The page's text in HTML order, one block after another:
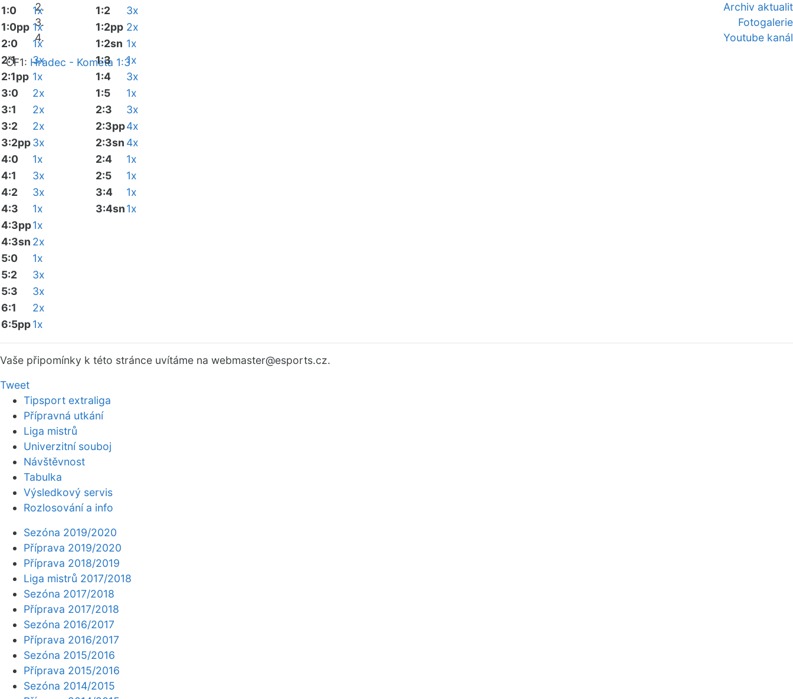
Archiv aktualit
Fotogalerie
Youtube kanál
ČF1: Hradec - Kometa 1:3
1:0
1x
1:0pp 1x
2:0
1x
2:1
3x
2:1pp 1x
3:0
2x
3:1
2x
3:2
2x
3:2pp3x
4:0
1x
4:1
3x
4:2
3x
4:3
1x
4:3pp1x
4:3sn 2x
5:0
1x
5:2
3x
5:3
3x
6:1
2x
6:5pp1x
1:2
3x
1:2pp 2x
1:2sn 1x
1:3
1x
1:4
3x
1:5
1x
2:3
3x
2:3pp4x
2:3sn 4x
2:4
1x
2:5
1x
3:4
1x
3:4sn1x
Vaše připomínky k této stránce uvítáme na webmaster@esports.cz.
Tweet
Tipsport extraliga
Přípravná utkání
Liga mistrů
Univerzitní souboj
Návštěvnost
Tabulka
Výsledkový servis
Rozlosování a info
Sezóna 2019/2020
Příprava 2019/2020
Příprava 2018/2019
Liga mistrů 2017/2018
Sezóna 2017/2018
Příprava 2017/2018
Sezóna 2016/2017
Příprava 2016/2017
Sezóna 2015/2016
Příprava 2015/2016
Sezóna 2014/2015